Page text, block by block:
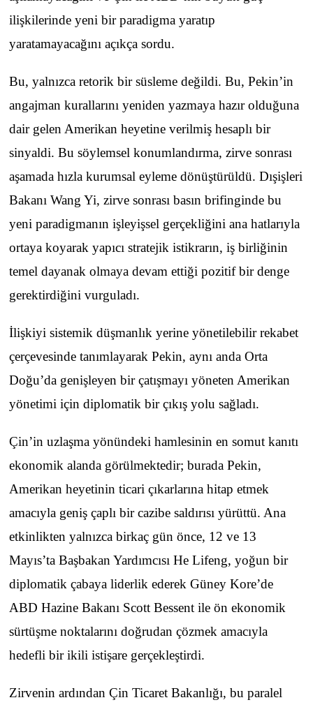
ilişkilerinde yeni bir paradigma yaratıp
yaratamayacağını açıkça sordu.
Bu, yalnızca retorik bir süsleme değildi. Bu, Pekin’in
angajman kurallarını yeniden yazmaya hazır olduğuna
dair gelen Amerikan heyetine verilmiş hesaplı bir
sinyaldi. Bu söylemsel konumlandırma, zirve sonrası
aşamada hızla kurumsal eyleme dönüştürüldü. Dışişleri
Bakanı Wang Yi, zirve sonrası basın brifinginde bu
yeni paradigmanın işleyişsel gerçekliğini ana hatlarıyla
ortaya koyarak yapıcı stratejik istikrarın, iş birliğinin
temel dayanak olmaya devam ettiği pozitif bir denge
gerektirdiğini vurguladı.
İlişkiyi sistemik düşmanlık yerine yönetilebilir rekabet
çerçevesinde tanımlayarak Pekin, aynı anda Orta
Doğu’da genişleyen bir çatışmayı yöneten Amerikan
yönetimi için diplomatik bir çıkış yolu sağladı.
Çin’in uzlaşma yönündeki hamlesinin en somut kanıtı
ekonomik alanda görülmektedir; burada Pekin,
Amerikan heyetinin ticari çıkarlarına hitap etmek
amacıyla geniş çaplı bir cazibe saldırısı yürüttü. Ana
etkinlikten yalnızca birkaç gün önce, 12 ve 13
Mayıs’ta Başbakan Yardımcısı He Lifeng, yoğun bir
diplomatik çabaya liderlik ederek Güney Kore’de
ABD Hazine Bakanı Scott Bessent ile ön ekonomik
sürtüşme noktalarını doğrudan çözmek amacıyla
hedefli bir ikili istişare gerçekleştirdi.
Zirvenin ardından Çin Ticaret Bakanlığı, bu paralel